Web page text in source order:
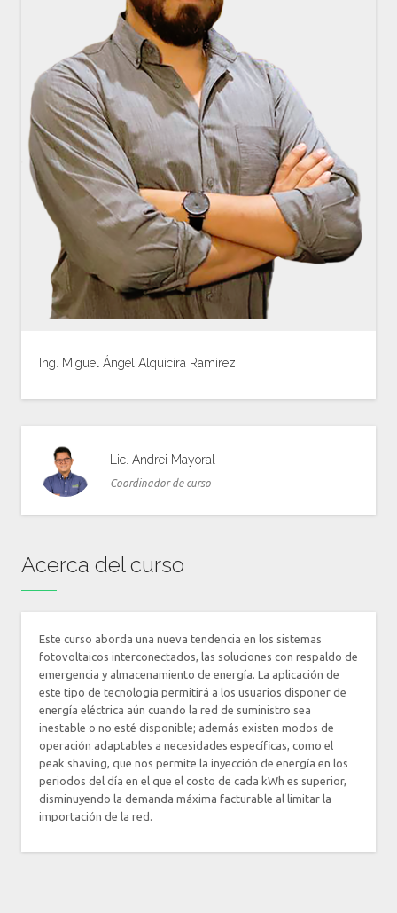
Ing. Miguel Ángel Alquicira Ramírez
Lic. Andrei Mayoral
Coordinador de curso
Acerca del curso
Este curso aborda una nueva tendencia en los sistemas
fotovoltaicos interconectados, las soluciones con respaldo de
emergencia y almacenamiento de energía. La aplicación de
este tipo de tecnología permitirá a los usuarios disponer de
energía eléctrica aún cuando la red de suministro sea
inestable o no esté disponible; además existen modos de
operación adaptables a necesidades específicas, como el
peak shaving, que nos permite la inyección de energía en los
periodos del día en el que el costo de cada kWh es superior,
disminuyendo la demanda máxima facturable al limitar la
importación de la red.